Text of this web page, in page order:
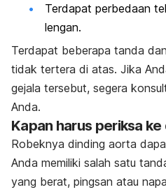
Terdapat perbedaan
lengan.
Terdapat beberapa tanda
tidak tertera di atas. Jika
gejala tersebut, segera
Anda.
Kapan harus periksa
Robeknya dinding aorta
Anda memiliki salah satu
yang berat, pingsan atau